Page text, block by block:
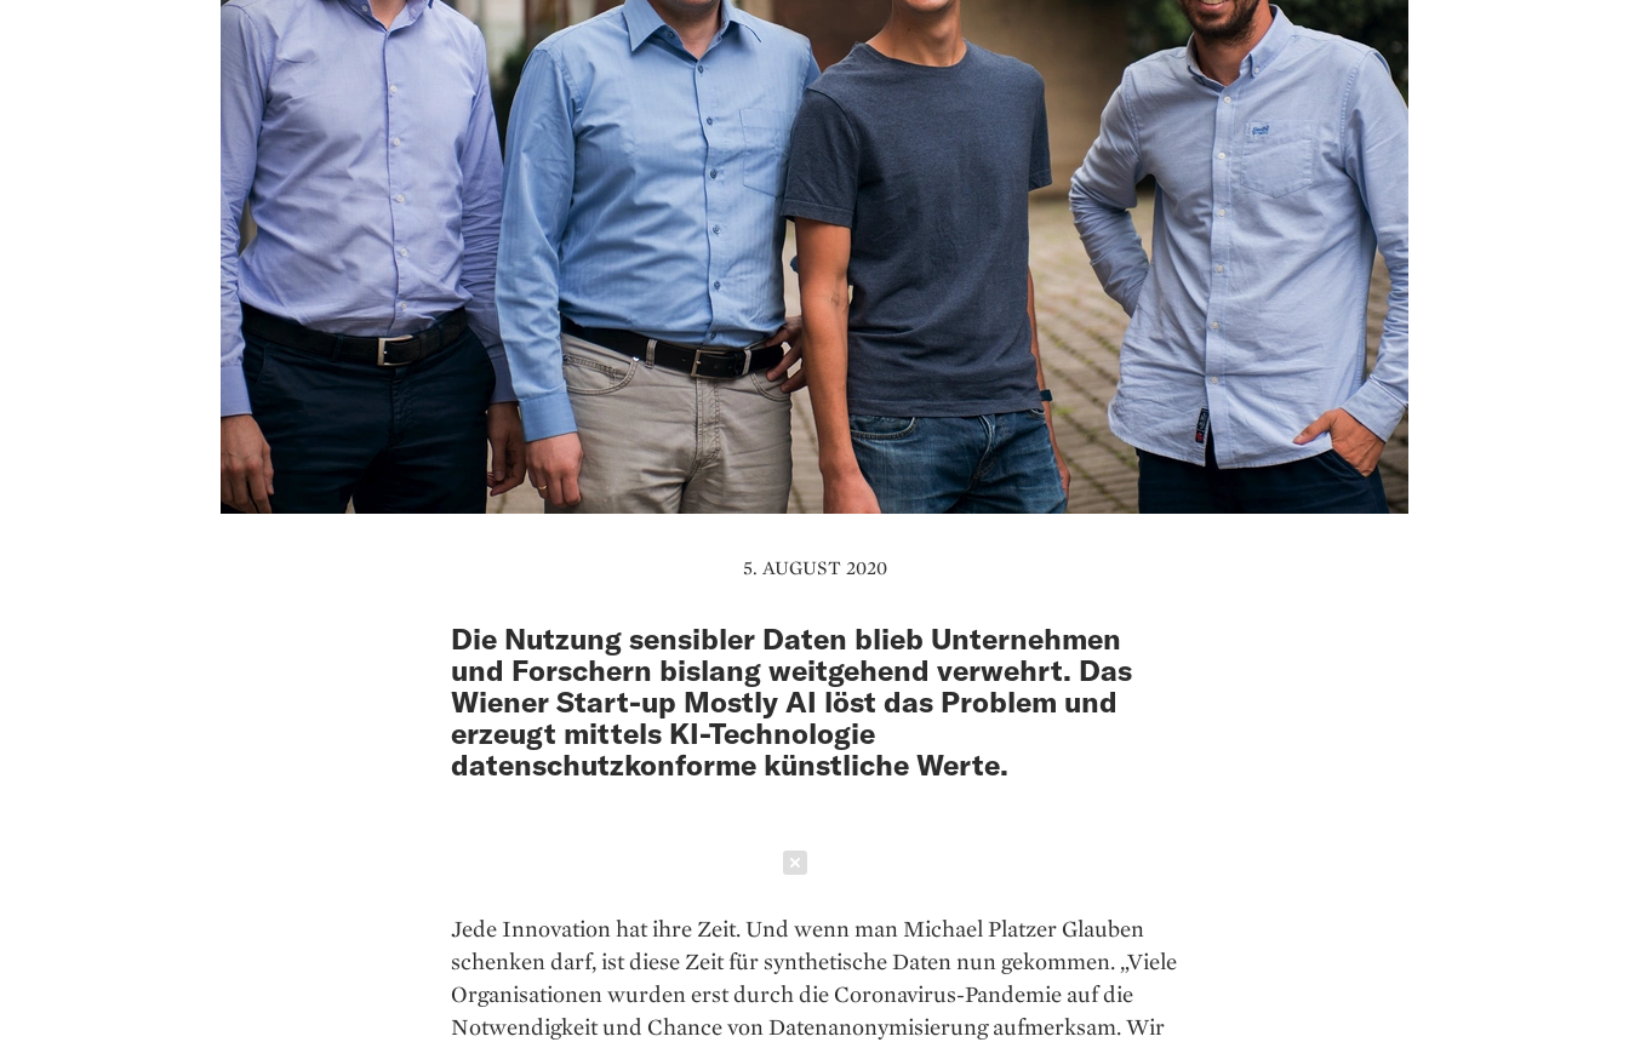
5. AUGUST 2020
Die Nutzung sensibler Daten blieb Unternehmen
und Forschern bislang weitgehend verwehrt. Das
Wiener Start-up Mostly AI löst das Problem und
erzeugt mittels KI-Technologie
datenschutzkonforme künstliche Werte.
Jede Innovation hat ihre Zeit. Und wenn man Michael Platzer Glauben
schenken darf, ist diese Zeit für synthetische Daten nun gekommen. „Viele
Organisationen wurden erst durch die Coronavirus-Pandemie auf die
Notwendigkeit und Chance von Datenanonymisierung aufmerksam. Wir